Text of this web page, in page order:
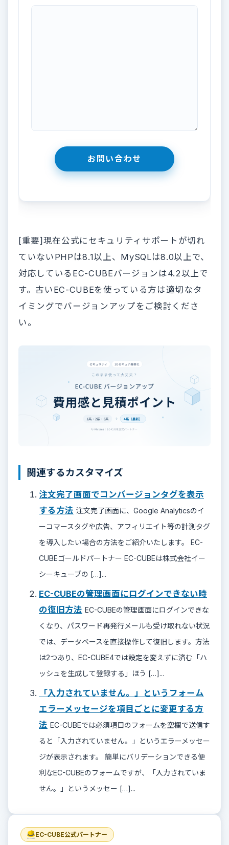
[重要]現在公式にセキュリティサポートが切れ
ていないPHPは8.1以上、MySQLは8.0以上で、
対応しているEC-CUBEバージョンは4.2以上で
す。古いEC-CUBEを使っている方は適切なタ
イミングでバージョンアップをご検討くださ
い。
関連するカスタマイズ
注文完了画面でコンバージョンタグを表示
する方法 注文完了画面に、Google Analyticsのイ
ーコマースタグや広告、アフィリエイト等の計測タグ
を導入したい場合の方法をご紹介いたします。 EC-
CUBEゴールドパートナー EC-CUBEは株式会社イー
シーキューブの […]...
EC-CUBEの管理画面にログインできない時
の復旧方法 EC-CUBEの管理画面にログインできな
くなり、パスワード再発行メールも受け取れない状況
では、データベースを直接操作して復旧します。方法
は2つあり、EC-CUBE4では設定を変えずに済む「ハ
ッシュを生成して登録する」ほう […]...
「入力されていません。」というフォーム
エラーメッセージを項目ごとに変更する方
法 EC-CUBEでは必須項目のフォームを空欄で送信す
ると「入力されていません。」というエラーメッセー
ジが表示されます。 簡単にバリデーションできる便
利なEC-CUBEのフォームですが、「入力されていま
せん。」というメッセー […]...
EC-CUBE公式パートナー